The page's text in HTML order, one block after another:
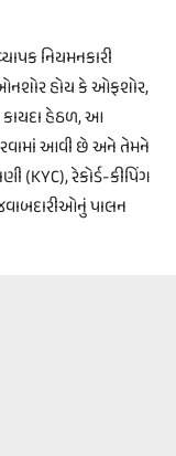
નિયમનકારી
હોય કે ઓફશોર,
કાયદા હેઠળ, આ
આવી છે અને તેમને
(KYC), રેકોર્ડ-કીપિંગ
પાલન